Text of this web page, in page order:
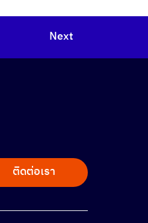
Next
ติดต่อเรา